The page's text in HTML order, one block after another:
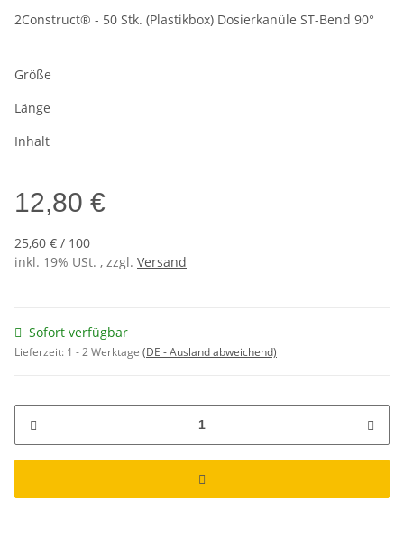
2Construct® - 50 Stk. (Plastikbox) Dosierkanüle ST-Bend 90°
Größe
Länge
Inhalt
12,80 €
25,60 € / 100
inkl. 19% USt. , zzgl. Versand
Sofort verfügbar
Lieferzeit: 1 - 2 Werktage (DE - Ausland abweichend)